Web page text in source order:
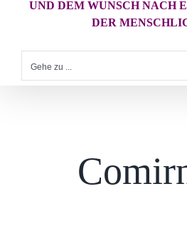
UND DEM WUNSCH NACH
DER
Gehe zu ...